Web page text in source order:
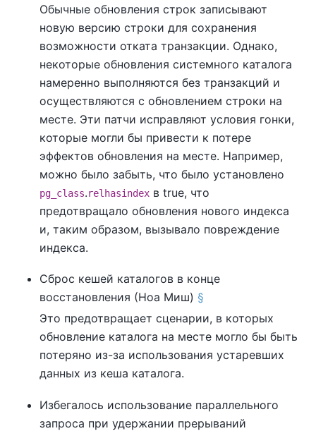
Обычные обновления строк записывают
новую версию строки для сохранения
возможности отката транзакции. Однако,
некоторые обновления системного каталога
намеренно выполняются без транзакций и
осуществляются с обновлением строки на
месте. Эти патчи исправляют условия гонки,
которые могли бы привести к потере
эффектов обновления на месте. Например,
можно было забыть, что было установлено
pg_class.relhasindex в true, что
предотвращало обновления нового индекса
и, таким образом, вызывало повреждение
индекса.
Сброс кешей каталогов в конце
восстановления (Ноа Миш) §
Это предотвращает сценарии, в которых
обновление каталога на месте могло бы быть
потеряно из-за использования устаревших
данных из кеша каталога.
Избегалось использование параллельного
запроса при удержании прерываний